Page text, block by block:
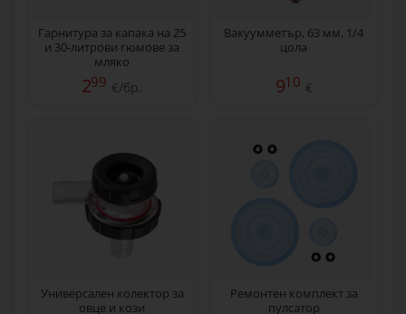
Гарнитура за капака на 25
и 30-литрови гюмове за
мляко
299 €/бр.
Вакуумметър, 63 мм, 1/4
цола
910 €
Универсален колектор за
овце и кози
Ремонтен комплект за
пулсатор